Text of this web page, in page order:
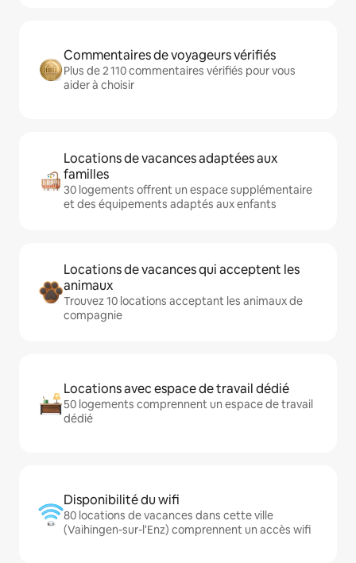
Commentaires de voyageurs vérifiés
Plus de 2 110 commentaires vérifiés pour vous
aider à choisir
Locations de vacances adaptées aux
familles
30 logements offrent un espace supplémentaire
et des équipements adaptés aux enfants
Locations de vacances qui acceptent les
animaux
Trouvez 10 locations acceptant les animaux de
compagnie
Locations avec espace de travail dédié
50 logements comprennent un espace de travail
dédié
Disponibilité du wifi
80 locations de vacances dans cette ville
(Vaihingen-sur-l'Enz) comprennent un accès wifi